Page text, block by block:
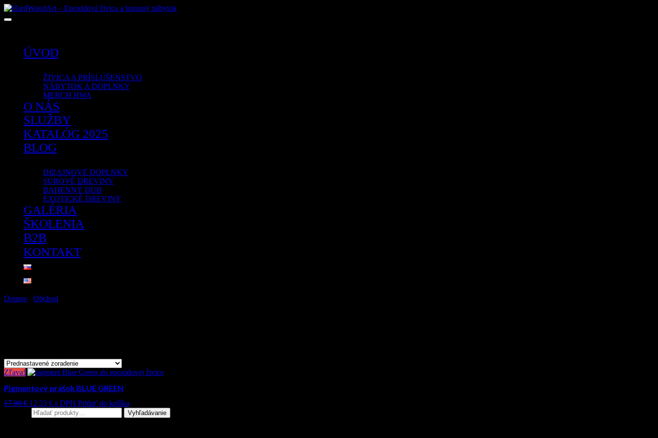
ÚVOD
ŽIVICA A PRÍSLUŠENSTVO
NÁBYTOK A DOPLNKY
MERCH HWA
O NÁS
SLUŽBY
KATALÓG 2025
BLOG
DIZAJNOVÉ DOPLNKY
SUROVÉ DREVINY
BAHENNÝ DUB
EXOTICKÉ DREVINY
GALÉRIA
ŠKOLENIA
B2B
KONTAKT
Domov Obchod
Zľava!
Pigmentový prášok BLUE GREEN
17.90€ 12.53 € s DPH Pridať do košíka
Vyhľadávanie